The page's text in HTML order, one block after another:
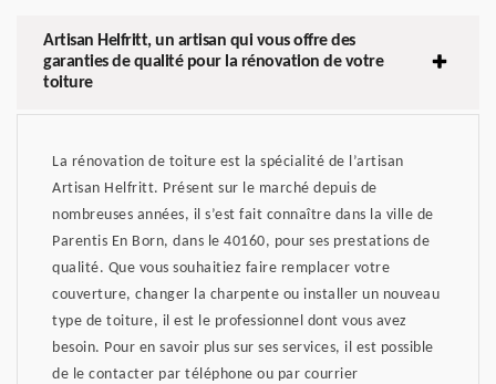
Artisan Helfritt, un artisan qui vous offre des
garanties de qualité pour la rénovation de votre
toiture
La rénovation de toiture est la spécialité de l’artisan
Artisan Helfritt. Présent sur le marché depuis de
nombreuses années, il s’est fait connaître dans la ville de
Parentis En Born, dans le 40160, pour ses prestations de
qualité. Que vous souhaitiez faire remplacer votre
couverture, changer la charpente ou installer un nouveau
type de toiture, il est le professionnel dont vous avez
besoin. Pour en savoir plus sur ses services, il est possible
de le contacter par téléphone ou par courrier